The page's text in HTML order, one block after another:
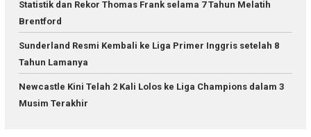
Statistik dan Rekor Thomas Frank selama 7 Tahun Melatih
Brentford
Sunderland Resmi Kembali ke Liga Primer Inggris setelah 8
Tahun Lamanya
Newcastle Kini Telah 2 Kali Lolos ke Liga Champions dalam 3
Musim Terakhir